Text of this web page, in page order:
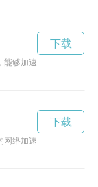
够加速人类的技术发展
下载
络加速服务，帮助用
下载